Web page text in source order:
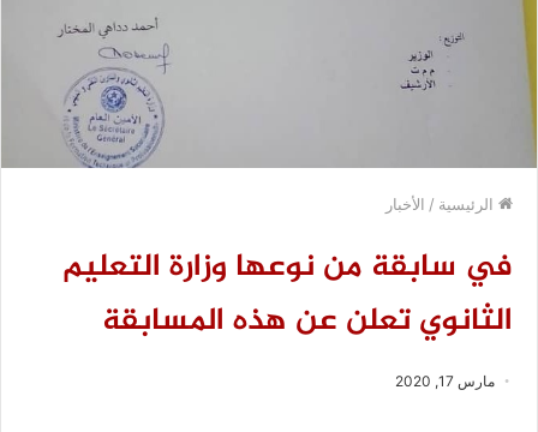
الرئيسية / الأخبار
في سابقة من نوعها وزارة التعليم
الثانوي تعلن عن هذه المسابقة
مارس 17, 2020